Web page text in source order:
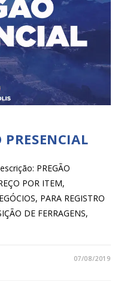
PREGÃO
POR ITEM,
PARA REGISTRO
DE FERRAGENS,
07/08/2019